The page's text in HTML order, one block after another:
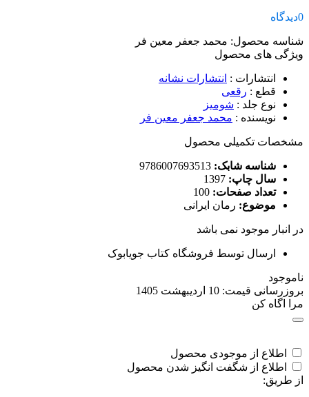
0دیدگاه
شناسه محصول: محمد جعفر معین فر
ویژگی های محصول
انتشارات : انتشارات نشانه
قطع : رقعی
نوع جلد : شومیز
نویسنده : محمد جعفر معین فر
مشخصات تکمیلی محصول
شناسه شابک:
سال چاپ:
تعداد صفحات:
موضوع: رمان ایرانی
در انبار موجود نمی باشد
ارسال توسط فروشگاه کتاب جویابوک
ناموجود
بروزرسانی قیمت: 10 اردیبهشت 1405
مرا اگاه کن
اطلاع از موجودی محصول
اطلاع از شگفت انگیز شدن محصول
از طریق: